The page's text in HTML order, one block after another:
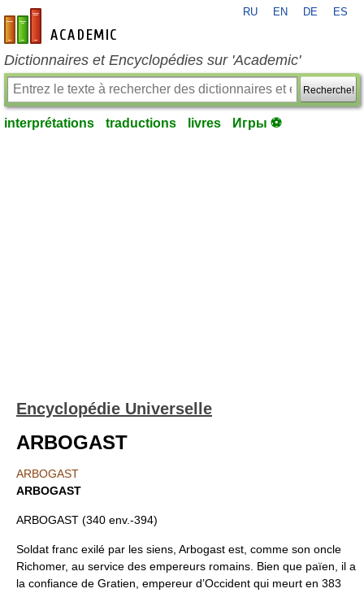
fr-academic.com
RU EN DE ES
Dictionnaires et Encyclopédies sur 'Academic'
Recherche!
interprétations traductions livres Игры ⚽
Encyclopédie Universelle
ARBOGAST
ARBOGAST
ARBOGAST
ARBOGAST (340 env.-394)
Soldat franc exilé par les siens, Arbogast est, comme son oncle
Richomer, au service des empereurs romains. Bien que païen, il a
la confiance de Gratien, empereur d’Occident qui meurt en 383